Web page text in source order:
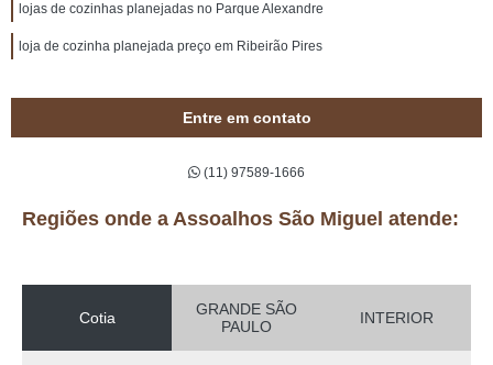
lojas de cozinhas planejadas no Parque Alexandre
loja de cozinha planejada preço em Ribeirão Pires
Entre em contato
(11) 97589-1666
Regiões onde a Assoalhos São Miguel atende:
Cotia
GRANDE SÃO
PAULO
INTERIOR